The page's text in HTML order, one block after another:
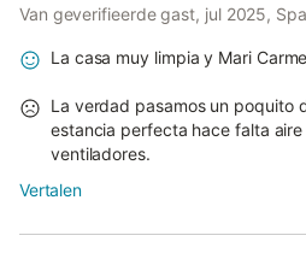
Van geverifieerde gast, jul 2025,
La casa muy limpia y Mari
La verdad pasamos un poquito
estancia perfecta hace falta
ventiladores.
Vertalen